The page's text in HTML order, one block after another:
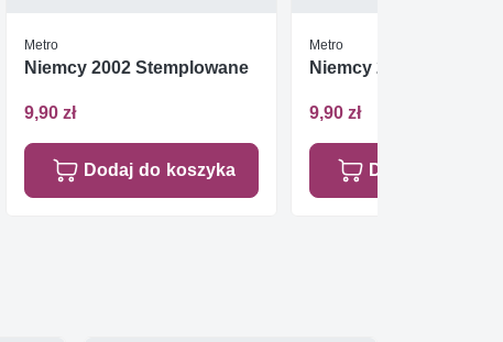
Metro
Niemcy 2002 Stemplowane
9,90 zł
Dodaj do koszyka
Metro
Niemcy 2002
9,90 zł
Dodaj do